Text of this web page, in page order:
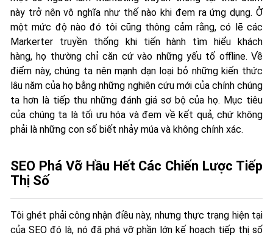
này trở nên vô nghĩa như thế nào khi đem ra ứng dụng. Ở
một mức độ nào đó tôi cũng thông cảm rằng, có lẽ các
Markerter truyền thống khi tiến hành tìm hiểu khách
hàng, họ thường chỉ căn cứ vào những yếu tố offline. Về
điểm này, chúng ta nên mạnh dạn loại bỏ những kiến thức
lâu năm của họ bằng những nghiên cứu mới của chính chúng
ta hơn là tiếp thu những đánh giá sơ bộ của họ. Mục tiêu
của chúng ta là tối ưu hóa và đem về kết quả, chứ không
phải là những con số biết nhảy múa và không chính xác.
SEO Phá Vỡ Hầu Hết Các Chiến Lược Tiếp
Thị Số
Tôi ghét phải công nhận điều này, nhưng thực trạng hiện tại
của SEO đó là, nó đã phá vỡ phần lớn kế hoạch tiếp thị số